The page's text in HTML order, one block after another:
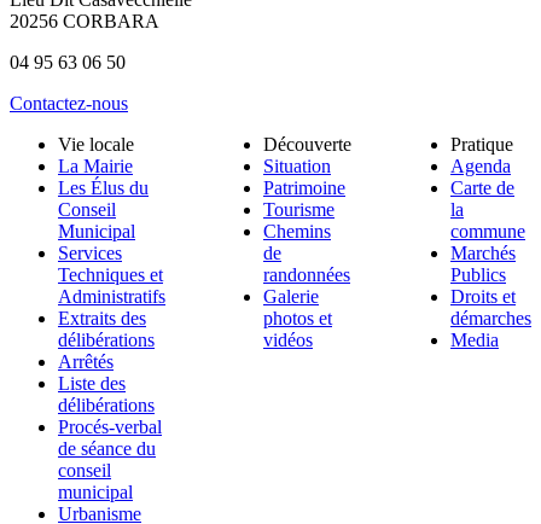
20256 CORBARA
04 95 63 06 50
Contactez-nous
Vie locale
La Mairie
Les Élus du
Conseil
Municipal
Services
Techniques et
Administratifs
Extraits des
délibérations
Arrêtés
Liste des
délibérations
Procés-verbal
de séance du
conseil
municipal
Urbanisme
Découverte
Situation
Patrimoine
Tourisme
Chemins
de
randonnées
Galerie
photos et
vidéos
Pratique
Agenda
Carte de
la
commune
Marchés
Publics
Droits et
démarches
Media